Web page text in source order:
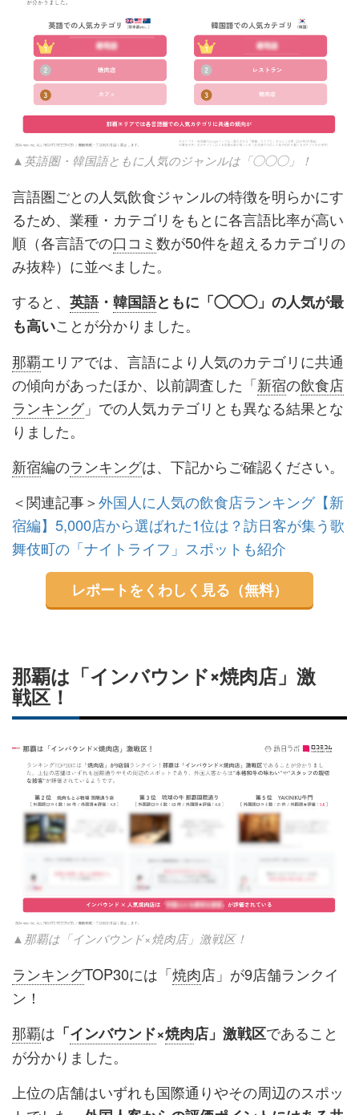
▲英語圏・韓国語ともに人気のジャンルは「◯◯◯」！
言語圏ごとの人気飲食ジャンルの特徴を明らかにす
るため、業種・カテゴリをもとに各言語比率が高い
順（各言語での口コミ 数が50件を超えるカテゴリの
み抜粋）に並べました。
すると、 英語・ 韓国語ともに「◯◯◯」の人気が最
も高いことが分かりました。
那覇エリアでは、言語により人気のカテゴリに共通
の傾向があったほか、以前調査した「新宿の飲食店
ランキング」での人気カテゴリとも異なる結果とな
りました。
新宿編のランキングは、下記からご確認ください。
＜関連記事＞外国人に人気の飲食店ランキング【新
宿編】5,000店から選ばれた1位は？訪日客が集う歌
舞伎町の「ナイトライフ」スポットも紹介
レポートをくわしく見る（無料）
那覇は「インバウンド×焼肉店」激
戦区！
▲那覇は「インバウンド×焼肉店」激戦区！
ランキングTOP30には「焼肉店」が9店舗ランクイ
ン！
那覇は 「インバウンド×焼肉店」激戦区であること
が分かりました。
上位の店舗はいずれも国際通りやその周辺のスポッ